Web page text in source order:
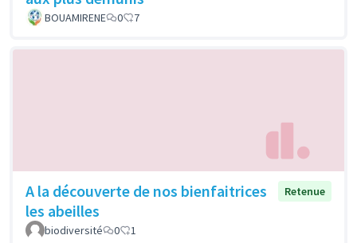
BOUAMIRENE 0 7
A la découverte de nos bienfaitrices
les abeilles
Retenue
biodiversité 0 1